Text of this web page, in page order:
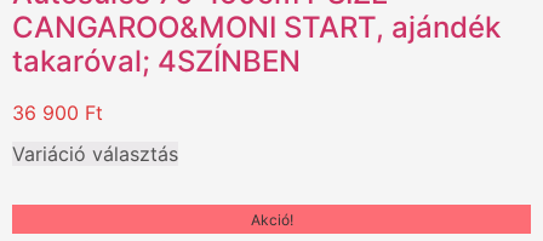
CANGAROO&MONI START, ajándék
takaróval; 4SZÍNBEN
36 900 Ft
Variáció választás
Akció!